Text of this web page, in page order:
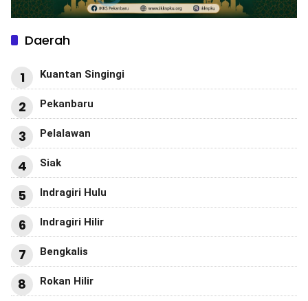
Daerah
1 Kuantan Singingi
2 Pekanbaru
3 Pelalawan
4 Siak
5 Indragiri Hulu
6 Indragiri Hilir
7 Bengkalis
8 Rokan Hilir